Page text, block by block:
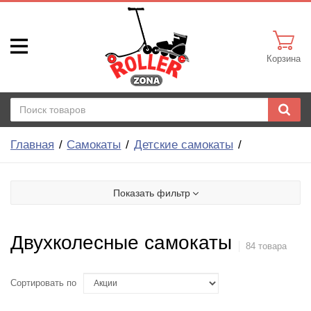
Корзина
Главная Самокаты Детские самокаты
Показать фильтр
Двухколесные самокаты 84 товара
Сортировать по